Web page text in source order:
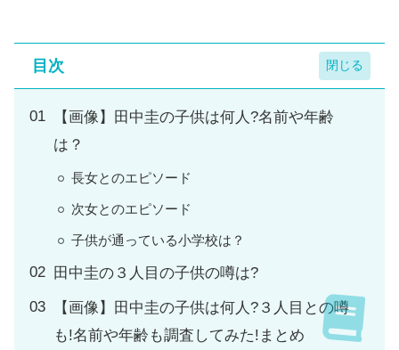
目次
【画像】田中圭の子供は何人?名前や年齢
は？
長女とのエピソード
次女とのエピソード
子供が通っている小学校は？
田中圭の３人目の子供の噂は?
【画像】田中圭の子供は何人?３人目との噂
も!名前や年齢も調査してみた!まとめ